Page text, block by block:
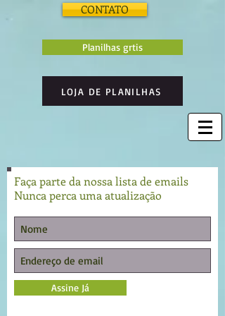
CONTATO
Planilhas grtis
LOJA DE PLANILHAS
Faça parte da nossa lista de emails
Nunca perca uma atualização
Assine Já